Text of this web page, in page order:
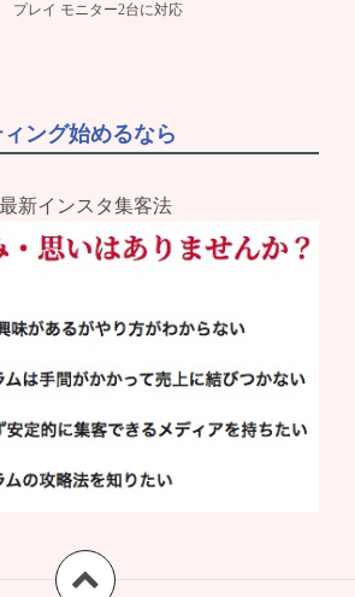
プレイ モニター2台に対応
ング始めるなら
最新インスタ集客法